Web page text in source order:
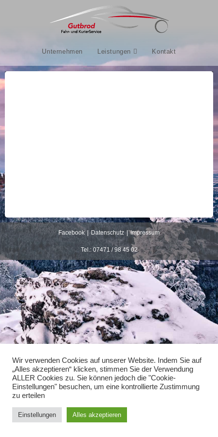
Unternehmen Leistungen Kontakt
Was vor mehr als 30 Jahren als
Ingenieurbüro für Maschinenbau-
Konstruktionen seinen Anfang nahm, ist
heute eine leistungsfähige GmbH, die
ihren Kunden ein wachsendes Spektrum
im Maschinenbau-, Dienstleistungs- und
im Fertigungsbereich bieten kann.
Facebook Datenschutz Impressum
Tel.: 07471 / 98 45 02
Wir verwenden Cookies auf unserer Website. Indem Sie auf
„Alles akzeptieren“ klicken, stimmen Sie der Verwendung
ALLER Cookies zu. Sie können jedoch die "Cookie-
Einstellungen" besuchen, um eine kontrollierte Zustimmung
zu erteilen
Einstellungen Alles akzeptieren